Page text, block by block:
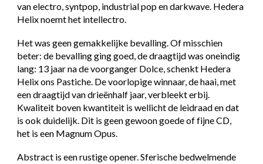
van electro, syntpop, industrial pop en darkwave. Hedera
Helix noemt het intellectro.
Het was geen gemakkelijke bevalling. Of misschien
beter: de bevalling ging goed, de draagtijd was oneindig
lang: 13 jaar na de voorganger Dolce, schenkt Hedera
Helix ons Pastiche. De voorlopige winnaar, de haai, met
een draagtijd van drieënhalf jaar, verbleekt erbij.
Kwaliteit boven kwantiteit is wellicht de leidraad en dat
is ook duidelijk. Dit is geen gewoon goede of fijne CD,
het is een Magnum Opus.
Abstract is een rustige opener. Sferische bedwelmende